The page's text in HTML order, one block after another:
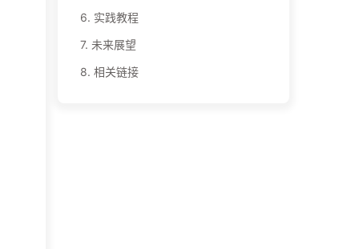
6. 实践教程
7. 未来展望
8. 相关链接